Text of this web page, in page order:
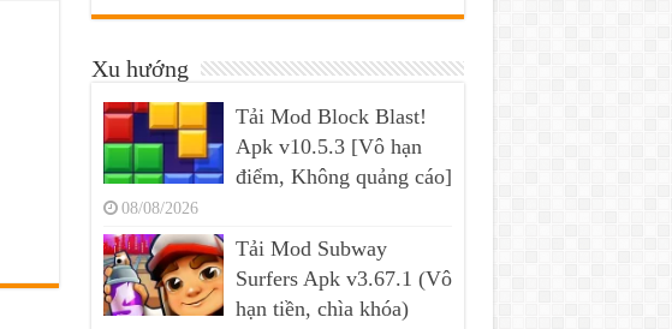
Xu hướng
Tải Mod Block Blast!
Apk v10.5.3 [Vô hạn
điểm, Không quảng cáo]
08/08/2026
Tải Mod Subway
Surfers Apk v3.67.1 (Vô
hạn tiền, chìa khóa)